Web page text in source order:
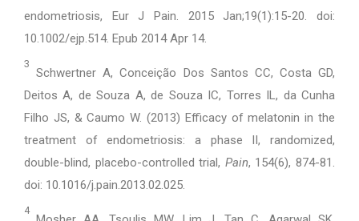
endometriosis, Eur J Pain. 2015 Jan;19(1):15-20. doi:
10.1002/ejp.514. Epub 2014 Apr 14.
3
Schwertner A, Conceição Dos Santos CC, Costa GD,
Deitos A, de Souza A, de Souza IC, Torres IL, da Cunha
Filho JS, & Caumo W. (2013) Efficacy of melatonin in the
treatment of endometriosis: a phase II, randomized,
double-blind, placebo-controlled trial, Pain, 154(6), 874-81.
doi: 10.1016/j.pain.2013.02.025.
4